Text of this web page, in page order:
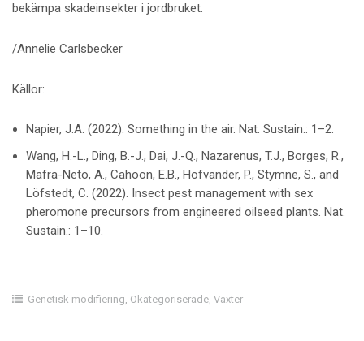
bekämpa skadeinsekter i jordbruket.
/Annelie Carlsbecker
Källor:
Napier, J.A. (2022). Something in the air. Nat. Sustain.: 1–2.
Wang, H.-L., Ding, B.-J., Dai, J.-Q., Nazarenus, T.J., Borges, R.,
Mafra-Neto, A., Cahoon, E.B., Hofvander, P., Stymne, S., and
Löfstedt, C. (2022). Insect pest management with sex
pheromone precursors from engineered oilseed plants. Nat.
Sustain.: 1–10.
Genetisk modifiering, Okategoriserade, Växter